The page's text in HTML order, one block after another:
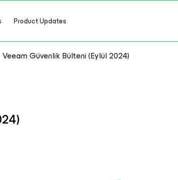
Product Updates
Veeam Güvenlik Bülteni (Eylül 2024)